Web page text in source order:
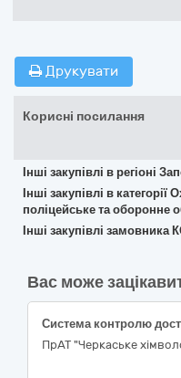
Друкувати
Корисні посилання
Інші закупівлі в регіоні
Інші закупівлі в
поліцейське та оборонне
Інші закупівлі
Вас може
Система контролю
ПрАТ "Черкаське